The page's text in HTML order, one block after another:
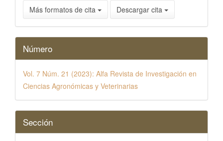
Más formatos de cita Descargar cita
Número
Vol. 7 Núm. 21 (2023): Alfa Revista de Investigación en
Ciencias Agronómicas y Veterinarias
Sección